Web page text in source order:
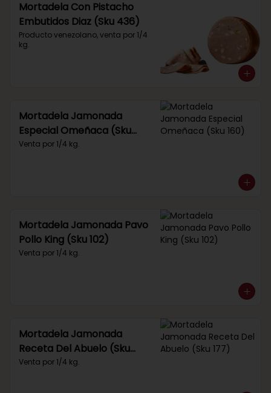
Mortadela Con Pistacho
Embutidos Diaz (Sku 436)
Producto venezolano, venta por 1/4
kg.
Mortadela Jamonada
Especial Omeñaca (Sku
160)
Venta por 1/4 kg.
Mortadela Jamonada Pavo
Pollo King (Sku 102)
Venta por 1/4 kg.
Mortadela Jamonada
Receta Del Abuelo (Sku
177)
Venta por 1/4 kg.